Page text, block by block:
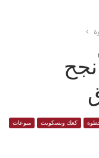
كعك وبسكويت منوعات